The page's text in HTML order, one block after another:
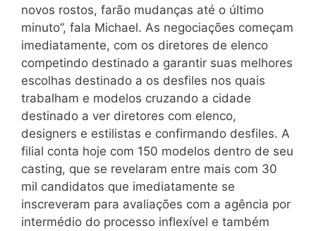
novos rostos, farão mudanças até o último
minuto”, fala Michael. As negociações começam
imediatamente, com os diretores de elenco
competindo destinado a garantir suas melhores
escolhas destinado a os desfiles nos quais
trabalham e modelos cruzando a cidade
destinado a ver diretores com elenco,
designers e estilistas e confirmando desfiles. A
filial conta hoje com 150 modelos dentro de seu
casting, que se revelaram entre mais com 30
mil candidatos que imediatamente se
inscreveram para avaliações com a agência por
intermédio do processo inflexível e também